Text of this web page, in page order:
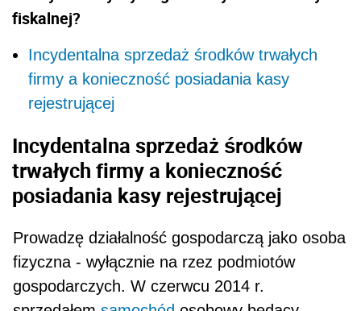
fiskalnej?
Incydentalna sprzedaż środków trwałych
firmy a konieczność posiadania kasy
rejestrującej
Incydentalna sprzedaż środków
trwałych firmy a konieczność
posiadania kasy rejestrującej
Prowadzę działalność gospodarczą jako osoba
fizyczna - wyłącznie na rzez podmiotów
gospodar­czych. W czerwcu 2014 r.